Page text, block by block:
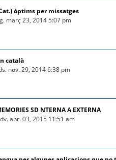
òptims per missatges
març 23, 2014 5:07 pm
català
nov. 29, 2014 6:38 pm
SD NTERNA A EXTERNA
abr. 03, 2015 11:51 am